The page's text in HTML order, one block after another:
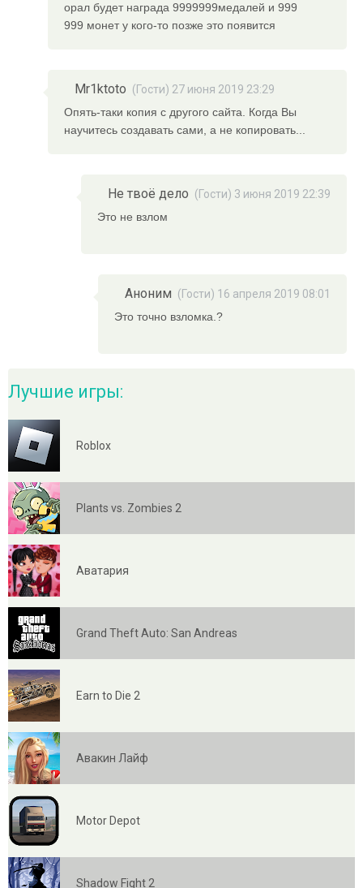
орал будет награда 9999999медалей и 999
999 монет у кого-то позже это появится
Mr1ktoto (Гости) 27 июня 2019 23:29
Опять-таки копия с другого сайта. Когда Вы
научитесь создавать сами, а не копировать...
Не твоё дело (Гости) 3 июня 2019 22:39
Это не взлом
Аноним (Гости) 16 апреля 2019 08:01
Это точно взломка.?
Лучшие игры:
Roblox
Plants vs. Zombies 2
Аватария
Grand Theft Auto: San Andreas
Earn to Die 2
Авакин Лайф
Motor Depot
Shadow Fight 2